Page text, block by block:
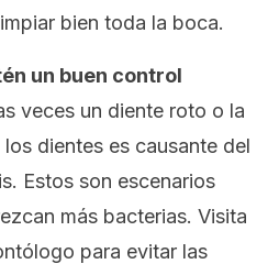
bien toda la boca.
un buen control
veces un diente roto o la
dientes es causante del
Estos son escenarios
más bacterias. Visita
para evitar las